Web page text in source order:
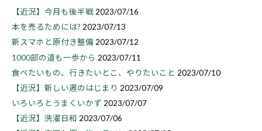
【近況】今月も後半戦 2023/07/16
本を売るためには? 2023/07/13
新スマホと原付き整備2023/07/12
1000部の道も一歩から 2023/07/11
食べたいもの、行きたいとこ、やりたいこと 2023/07/10
【近況】新しい週のはじまり 2023/07/09
いろいろとうまくいかず 2023/07/07
【近況】洗濯日和 2023/07/06